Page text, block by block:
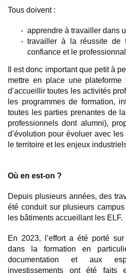
Tous doivent :
apprendre à travailler dans
travailler à la réussite de
confiance et le
Il est donc important que petit à
mettre en place une plateforme
d’accueillir toutes les activités
les programmes de formation,
toutes les parties prenantes de
professionnels dont alumni),
d’évolution pour évoluer avec
le territoire et les enjeux
Où en est-on ?
Depuis plusieurs années, des
été conduit sur plusieurs
les bâtiments accueillant les ELF.
En 2023, l’effort a été porté
dans la formation en
documentation et aux
investissements ont été faits